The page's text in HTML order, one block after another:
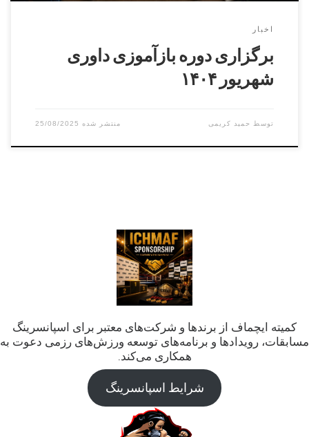
اخبار
برگزاری دوره بازآموزی داوری
شهریور ۱۴۰۴
توسط حمید کریمی 25/08/2025
کمیته ایچماف از برندها و شرکت‌های معتبر برای اسپانسرینگ
مسابقات، رویدادها و برنامه‌های توسعه ورزش‌های رزمی دعوت به
همکاری می‌کند.
شرایط اسپانسرینگ